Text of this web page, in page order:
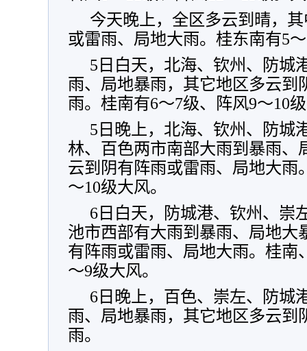
今天晚上，全区多云到晴，
或雷雨、局地大雨。桂东南有5
5日白天，北海、钦州、防城
雨、局地暴雨，其它地区多云到
雨。桂南有6～7级、阵风9～10
5日晚上，北海、钦州、防城
林、百色两市南部大雨到暴雨、
云到阴有阵雨或雷雨、局地大雨
～10级大风。
6日白天，防城港、钦州、崇
池市西部有大雨到暴雨、局地大
有阵雨或雷雨、局地大雨。桂南
～9级大风。
6日晚上，百色、崇左、防城
雨、局地暴雨，其它地区多云到
雨。